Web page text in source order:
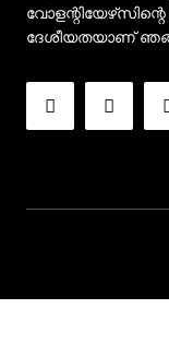
ദേശീയതയാണ്